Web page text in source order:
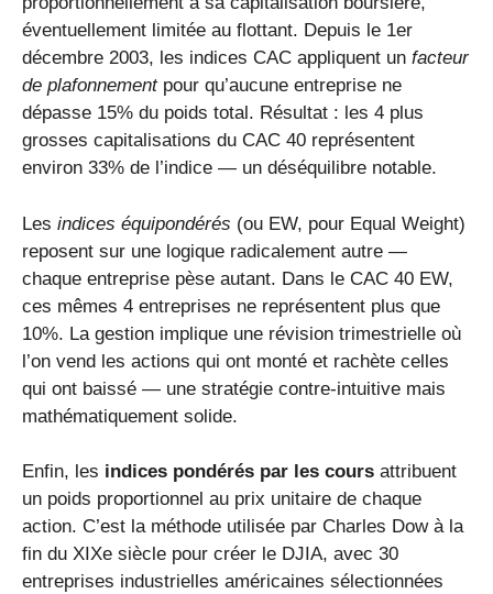
éventuellement limitée au flottant. Depuis le 1er
décembre 2003, les indices CAC appliquent un facteur
de plafonnementpour qu’aucune entreprise ne
dépasse 15% du poids total. Résultat : les 4 plus
grosses capitalisations du CAC 40 représentent
environ 33% de l’indice — un déséquilibre notable.
Les indices équipondérés (ou EW, pour Equal Weight)
reposent sur une logique radicalement autre —
chaque entreprise pèse autant. Dans le CAC 40 EW,
ces mêmes 4 entreprises ne représentent plus que
10%. La gestion implique une révision trimestrielle où
l’on vend les actions qui ont monté et rachète celles
qui ont baissé — une stratégie contre-intuitive mais
mathématiquement solide.
Enfin, les indices pondérés par les cours attribuent
un poids proportionnel au prix unitaire de chaque
action. C’est la méthode utilisée par Charles Dow à la
fin du XIXe siècle pour créer le DJIA, avec 30
entreprises industrielles américaines sélectionnées